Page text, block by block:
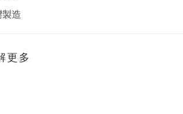
製造
更多